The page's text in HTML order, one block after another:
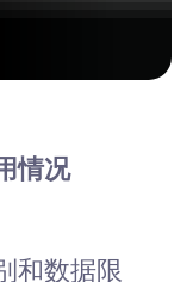
情况
和数据限